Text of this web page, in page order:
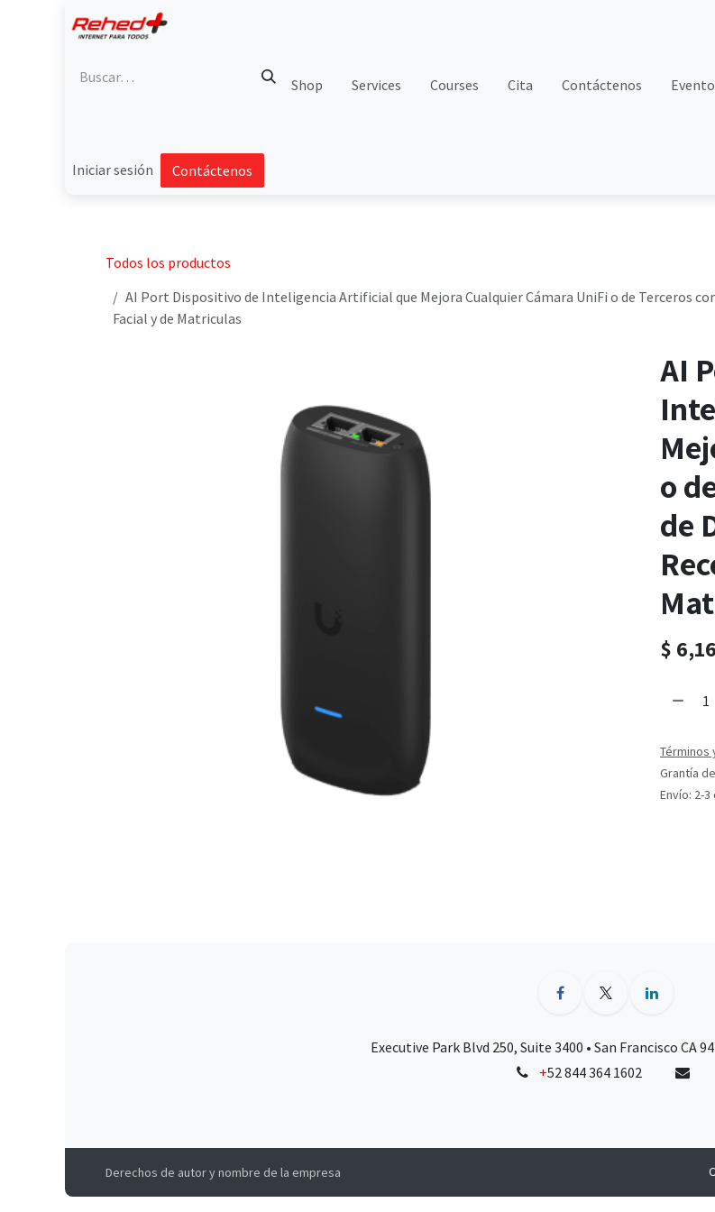
Shop Services Courses Cita Contáctenos
Iniciar sesión Contáctenos
Todos los productos
AI Port Dispositivo de Inteligencia Artificial que Mejora Cualquier Cámara UniFi o de Terceros
Facial y de Matriculas
AI
o
de
$
Términos
Grantía
Envío: 2-
Executive Park Blvd 250, Suite 3400 • San Francisco CA
+52 844 364 1602
Derechos de autor y nombre de la empresa